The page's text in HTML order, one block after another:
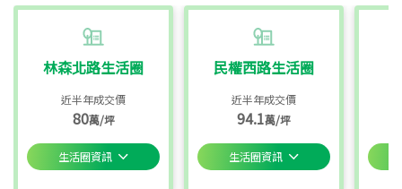
林森北路生活圈
近半年成交價
80萬/坪
生活圈資訊
民權西路生活圈
近半年成交價
94.1萬/坪
生活圈資訊